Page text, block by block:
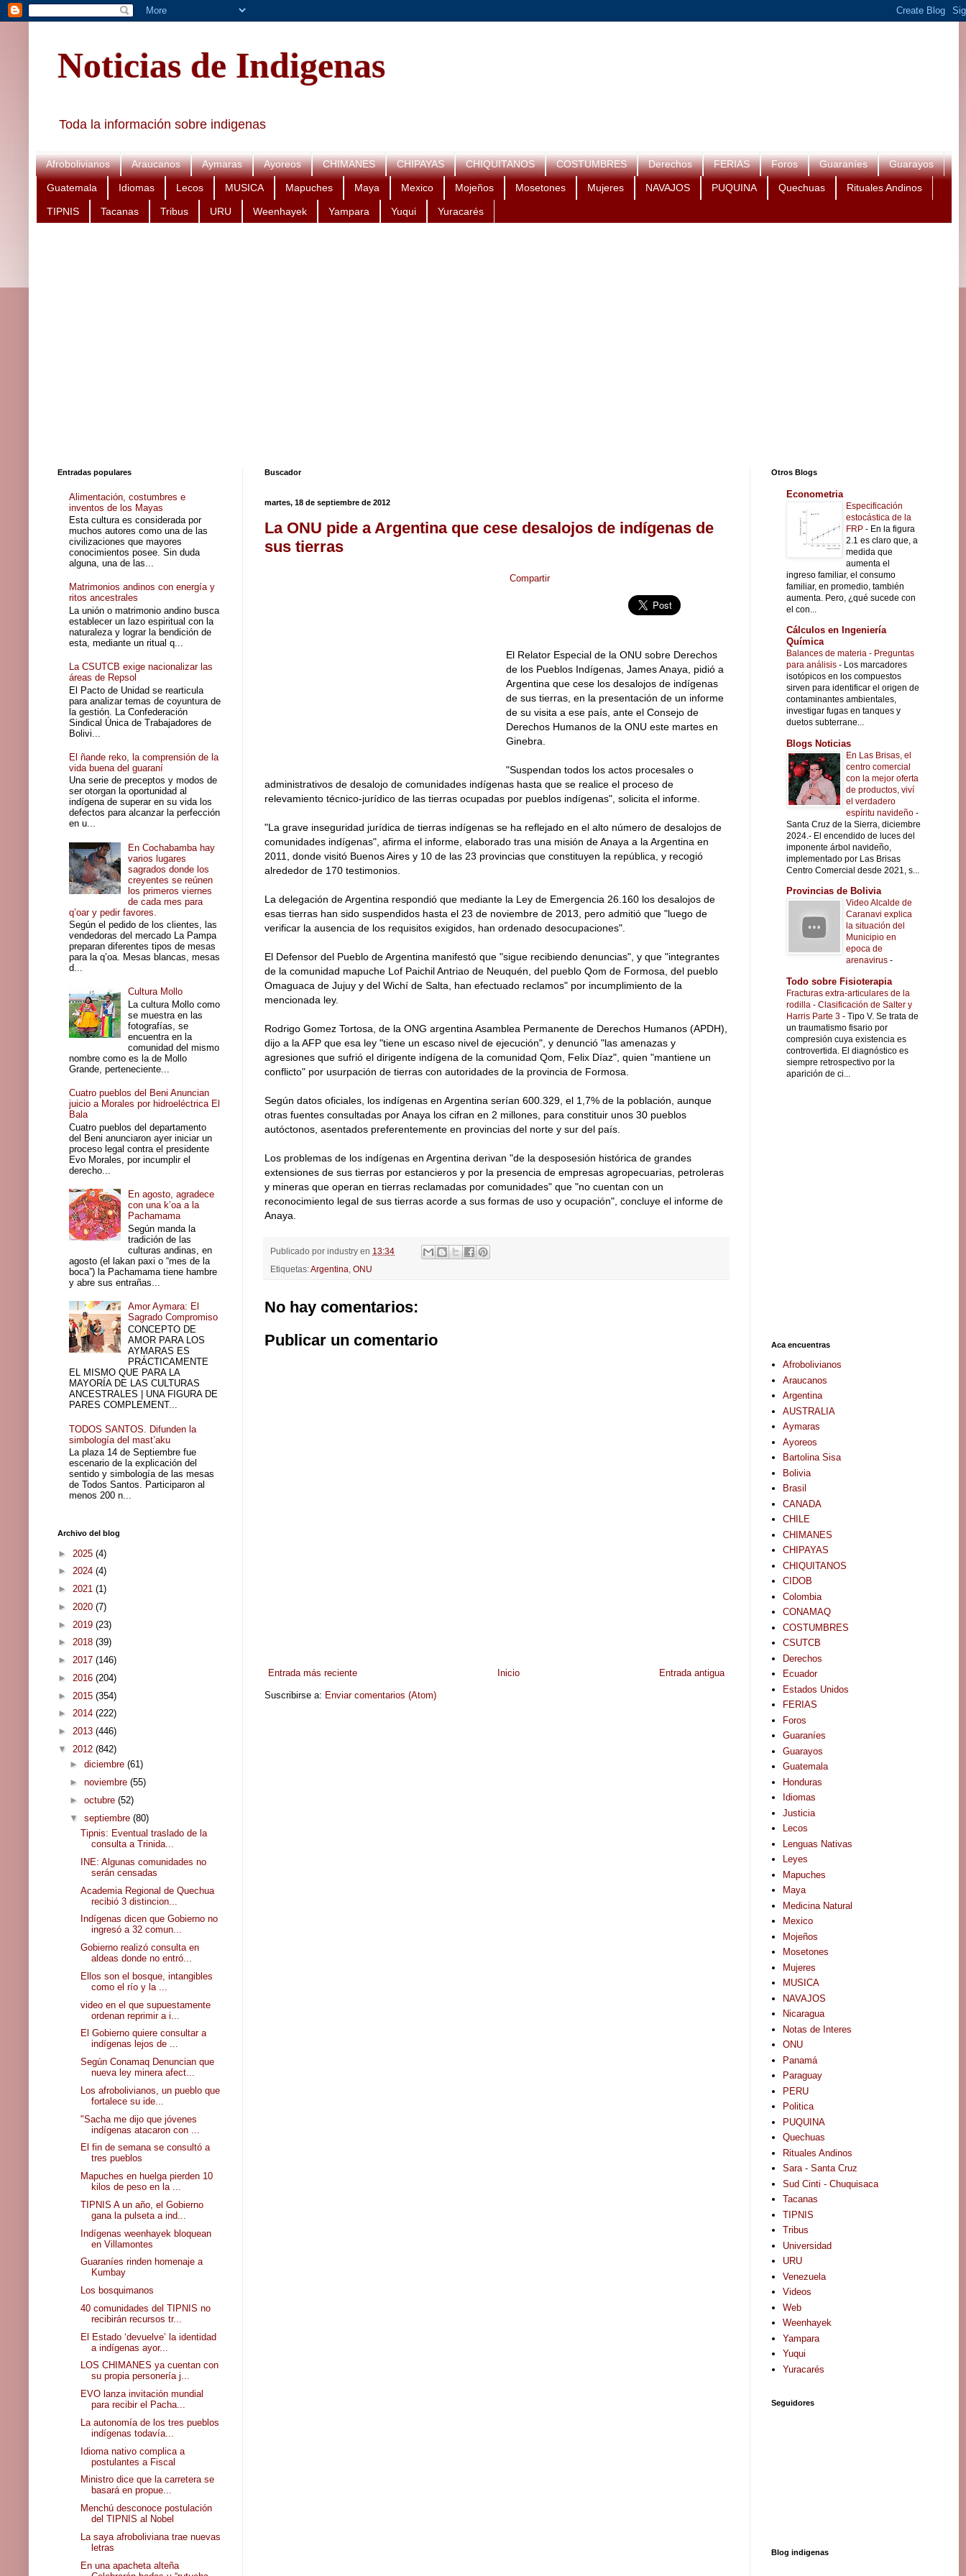
Noticias de Indigenas
Toda la información sobre indigenas
Afrobolivianos Araucanos Aymaras Ayoreos CHIMANES CHIPAYAS CHIQUITANOS COSTUMBRES Derechos FERIAS Foros Guaraníes Guarayos
Guatemala Idiomas Lecos MUSICA Mapuches Maya Mexico Mojeños Mosetones Mujeres NAVAJOS PUQUINA Quechuas Rituales Andinos
TIPNIS Tacanas Tribus URU Weenhayek Yampara Yuqui Yuracarés
Buscador
martes, 18 de septiembre de 2012
La ONU pide a Argentina que cese desalojos de indígenas de
sus tierras
Compartir
El Relator Especial de la ONU sobre Derechos
de los Pueblos Indígenas, James Anaya, pidió a
Argentina que cese los desalojos de indígenas
de sus tierras, en la presentación de un informe
de su visita a ese país, ante el Consejo de
Derechos Humanos de la ONU este martes en
Ginebra.
"Suspendan todos los actos procesales o
administrativos de desalojo de comunidades indígenas hasta que se realice el proceso de
relevamiento técnico-jurídico de las tierras ocupadas por pueblos indígenas", solicita el informe.
"La grave inseguridad jurídica de tierras indígenas se ha reflejado en el alto número de desalojos de
comunidades indígenas", afirma el informe, elaborado tras una misión de Anaya a la Argentina en
2011, donde visitó Buenos Aires y 10 de las 23 provincias que constituyen la república, y recogió
alrededor de 170 testimonios.
La delegación de Argentina respondió que mediante la Ley de Emergencia 26.160 los desalojos de
esas tierras han sido suspendidos hasta el 23 de noviembre de 2013, pero admitió que "luego de
verificar la ausencia de los requisitos exigidos, han ordenado desocupaciones".
El Defensor del Pueblo de Argentina manifestó que "sigue recibiendo denuncias", y que "integrantes
de la comunidad mapuche Lof Paichil Antriao de Neuquén, del pueblo Qom de Formosa, del pueblo
Omaguaca de Jujuy y del Wichí de Salta, han efectuado reclamos" por incumplimiento de la
mencionada ley.
Rodrigo Gomez Tortosa, de la ONG argentina Asamblea Permanente de Derechos Humanos (APDH),
dijo a la AFP que esa ley "tiene un escaso nivel de ejecución", y denunció "las amenazas y
agresiones que sufrió el dirigente indígena de la comunidad Qom, Felix Díaz", quien "mantiene un
conflicto" por usurpación de tierras con autoridades de la provincia de Formosa.
Según datos oficiales, los indígenas en Argentina serían 600.329, el 1,7% de la población, aunque
otras fuentes consultadas por Anaya los cifran en 2 millones, para constituir unos 30 pueblos
autóctonos, asentados preferentemente en provincias del norte y sur del país.
Los problemas de los indígenas en Argentina derivan "de la desposesión histórica de grandes
extensiones de sus tierras por estancieros y por la presencia de empresas agropecuarias, petroleras
y mineras que operan en tierras reclamadas por comunidades" que "no cuentan con un
reconocimiento legal de sus tierras acorde a sus formas de uso y ocupación", concluye el informe de
Anaya.
Publicado por industry en 13:34
Etiquetas:Argentina ONU
No hay comentarios:
Publicar un comentario
Entrada más reciente Entrada antigua
Inicio
Suscribirse a: Enviar comentarios (Atom)
Entradas populares
Alimentación, costumbres e
inventos de los Mayas
Esta cultura es considerada por
muchos autores como una de las
civilizaciones que mayores
conocimientos posee. Sin duda
alguna, una de las...
Matrimonios andinos con energía y
ritos ancestrales
La unión o matrimonio andino busca
establecer un lazo espiritual con la
naturaleza y lograr la bendición de
esta, mediante un ritual q...
La CSUTCB exige nacionalizar las
áreas de Repsol
El Pacto de Unidad se rearticula
para analizar temas de coyuntura de
la gestión. La Confederación
Sindical Única de Trabajadores de
Bolivi...
El ñande reko, la comprensión de la
vida buena del guaraní
Una serie de preceptos y modos de
ser otorgan la oportunidad al
indígena de superar en su vida los
defectos para alcanzar la perfección
en u...
En Cochabamba hay
varios lugares
sagrados donde los
creyentes se reúnen
los primeros viernes
de cada mes para
q’oar y pedir favores.
Según el pedido de los clientes, las
vendedoras del mercado La Pampa
preparan diferentes tipos de mesas
para la q’oa. Mesas blancas, mesas
d...
Cultura Mollo
La cultura Mollo como
se muestra en las
fotografías, se
encuentra en la
comunidad del mismo
nombre como es la de Mollo
Grande, perteneciente...
Cuatro pueblos del Beni Anuncian
juicio a Morales por hidroeléctrica El
Bala
Cuatro pueblos del departamento
del Beni anunciaron ayer iniciar un
proceso legal contra el presidente
Evo Morales, por incumplir el
derecho...
En agosto, agradece
con una k’oa a la
Pachamama
Según manda la
tradición de las
culturas andinas, en
agosto (el lakan paxi o “mes de la
boca”) la Pachamama tiene hambre
y abre sus entrañas...
Amor Aymara: El
Sagrado Compromiso
CONCEPTO DE
AMOR PARA LOS
AYMARAS ES
PRÁCTICAMENTE
EL MISMO QUE PARA LA
MAYORÍA DE LAS CULTURAS
ANCESTRALES | UNA FIGURA DE
PARES COMPLEMENT...
TODOS SANTOS. Difunden la
simbología del mast’aku
La plaza 14 de Septiembre fue
escenario de la explicación del
sentido y simbología de las mesas
de Todos Santos. Participaron al
menos 200 n...
Archivo del blog
► 2025 (4)
► 2024 (4)
► 2021 (1)
► 2020 (7)
► 2019 (23)
► 2018 (39)
► 2017 (146)
► 2016 (204)
► 2015 (354)
► 2014 (222)
► 2013 (446)
▼ 2012 (842)
► diciembre (61)
► noviembre (55)
► octubre (52)
▼ septiembre (80)
Tipnis: Eventual traslado de la
consulta a Trinida...
INE: Algunas comunidades no
serán censadas
Academia Regional de Quechua
recibió 3 distincion...
Indígenas dicen que Gobierno no
ingresó a 32 comun...
Gobierno realizó consulta en
aldeas donde no entró...
Ellos son el bosque, intangibles
como el río y la ...
video en el que supuestamente
ordenan reprimir a i...
El Gobierno quiere consultar a
indígenas lejos de ...
Según Conamaq Denuncian que
nueva ley minera afect...
Los afrobolivianos, un pueblo que
fortalece su ide...
"Sacha me dijo que jóvenes
indígenas atacaron con ...
El fin de semana se consultó a
tres pueblos
Mapuches en huelga pierden 10
kilos de peso en la ...
TIPNIS A un año, el Gobierno
gana la pulseta a ind...
Indígenas weenhayek bloquean
en Villamontes
Guaraníes rinden homenaje a
Kumbay
Los bosquimanos
40 comunidades del TIPNIS no
recibirán recursos tr...
El Estado ‘devuelve’ la identidad
a indígenas ayor...
LOS CHIMANES ya cuentan con
su propia personería j...
EVO lanza invitación mundial
para recibir el Pacha...
La autonomía de los tres pueblos
indígenas todavía...
Idioma nativo complica a
postulantes a Fiscal
Ministro dice que la carretera se
basará en propue...
Menchú desconoce postulación
del TIPNIS al Nobel
La saya afroboliviana trae nuevas
letras
En una apacheta alteña
Otros Blogs
Econometria
Especificación
estocástica de la
FRP - En la figura
2.1 es claro que, a
medida que
aumenta el
ingreso familiar, el consumo
familiar, en promedio, también
aumenta. Pero, ¿qué sucede con
el con...
Cálculos en Ingeniería
Química
Balances de materia - Preguntas
para análisis - Los marcadores
isotópicos en los compuestos
sirven para identificar el origen de
contaminantes ambientales,
investigar fugas en tanques y
duetos subterrane...
Blogs Noticias
En Las Brisas, el
centro comercial
con la mejor oferta
de productos, viví
el verdadero
espíritu navideño -
Santa Cruz de la Sierra, diciembre
2024.- El encendido de luces del
imponente árbol navideño,
implementado por Las Brisas
Centro Comercial desde 2021, s...
Provincias de Bolivia
Video Alcalde de
Caranavi explica
la situación del
Municipio en
epoca de
arenavirus -
Todo sobre Fisioterapia
Fracturas extra-articulares de la
rodilla - Clasificación de Salter y
Harris Parte 3 - Tipo V. Se trata de
un traumatismo fisario por
compresión cuya existencia es
controvertida. El diagnóstico es
siempre retrospectivo por la
aparición de ci...
Aca encuentras
Afrobolivianos
Araucanos
Argentina
AUSTRALIA
Aymaras
Ayoreos
Bartolina Sisa
Bolivia
Brasil
CANADA
CHILE
CHIMANES
CHIPAYAS
CHIQUITANOS
CIDOB
Colombia
CONAMAQ
COSTUMBRES
CSUTCB
Derechos
Ecuador
Estados Unidos
FERIAS
Foros
Guaraníes
Guarayos
Guatemala
Honduras
Idiomas
Justicia
Lecos
Lenguas Nativas
Leyes
Mapuches
Maya
Medicina Natural
Mexico
Mojeños
Mosetones
Mujeres
MUSICA
NAVAJOS
Nicaragua
Notas de Interes
ONU
Panamá
Paraguay
PERU
Politica
PUQUINA
Quechuas
Rituales Andinos
Sara - Santa Cruz
Sud Cinti - Chuquisaca
Tacanas
TIPNIS
Tribus
Universidad
URU
Venezuela
Videos
Web
Weenhayek
Yampara
Yuqui
Yuracarés
Seguidores
Blog indigenas